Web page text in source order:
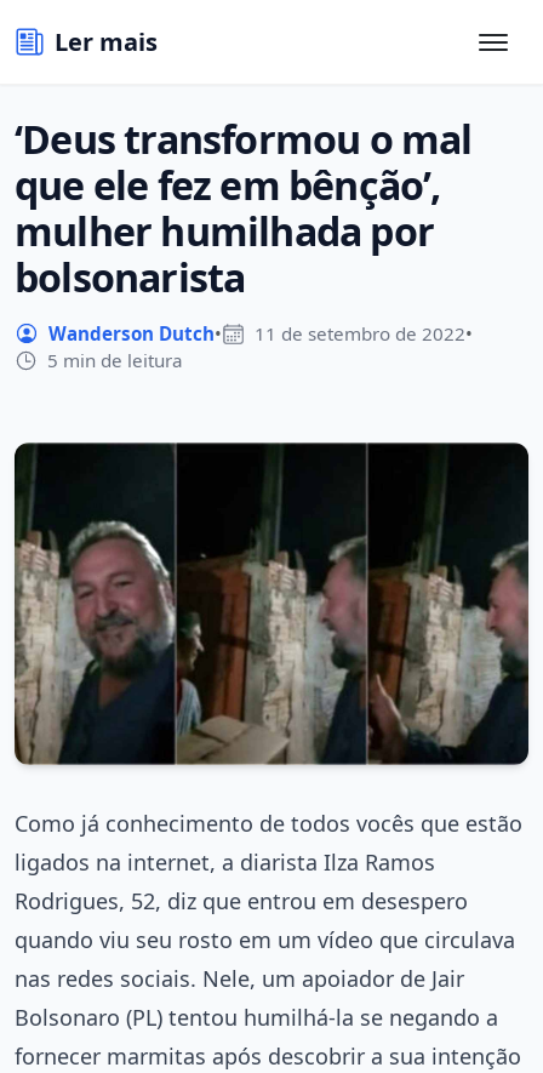
Ler mais
‘Deus transformou o mal
que ele fez em bênção’,
mulher humilhada por
bolsonarista
Wanderson Dutch• 11 de setembro de 2022•
5 min de leitura
Como já conhecimento de todos vocês que estão
ligados na internet, a diarista Ilza Ramos
Rodrigues, 52, diz que entrou em desespero
quando viu seu rosto em um vídeo que circulava
nas redes sociais. Nele, um apoiador de Jair
Bolsonaro (PL) tentou humilhá-la se negando a
fornecer marmitas após descobrir a sua intenção